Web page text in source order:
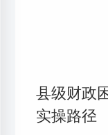
县级财政
实操路径